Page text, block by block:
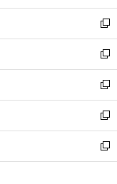
開
く
ウ
で
開
く
ン
ド
ウ
で
開
く
ウ
ィ
ン
ド
ウ
で
開
く
新
し
い
ウ
ィ
ン
ド
ウ
で
開
新
し
い
ウ
ィ
ン
ド
ウ
新
し
い
ウ
ィ
ン
新
し
い
ウ
新
し